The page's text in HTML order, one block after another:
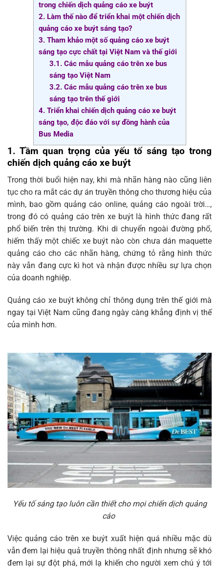
trong chiến dịch quảng cáo xe buýt
2. Làm thế nào để triển khai một chiến dịch
quảng cáo xe buýt sáng tạo?
3. Tham khảo một số quảng cáo xe buýt
sáng tạo cực chất tại Việt Nam và thế giới
3.1. Các mẫu quảng cáo trên xe bus
sáng tạo Việt Nam
3.2. Các mẫu quảng cáo trên xe bus
sáng tạo trên thế giới
4. Triển khai chiến dịch quảng cáo xe buýt
sáng tạo, độc đáo với sự đồng hành của
Bus Media
1. Tầm quan trọng của yếu tố sáng tạo trong
chiến dịch quảng cáo xe buýt
Trong thời buổi hiện nay, khi mà nhãn hàng nào cũng liên
tục cho ra mắt các dự án truyền thông cho thương hiệu của
mình, bao gồm quảng cáo online, quảng cáo ngoài trời…,
trong đó có quảng cáo trên xe buýt là hình thức đang rất
phổ biến trên thị trường. Khi di chuyển ngoài đường phố,
hiếm thấy một chiếc xe buýt nào còn chưa dán maquette
quảng cáo cho các nhãn hàng, chứng tỏ rằng hình thức
này vẫn đang cực kì hot và nhận được nhiều sự lựa chọn
của doanh nghiệp.
Quảng cáo xe buýt không chỉ thông dụng trên thế giới mà
ngay tại Việt Nam cũng đang ngày càng khẳng định vị thế
của mình hơn.
Yếu tố sáng tạo luôn cần thiết cho mọi chiến dịch quảng
cáo
Việc quảng cáo trên xe buýt xuất hiện quá nhiều mặc dù
vẫn đem lại hiệu quả truyền thông nhất định nhưng sẽ khó
đem lại sự đột phá, mới lạ khiến cho người xem chú ý tới